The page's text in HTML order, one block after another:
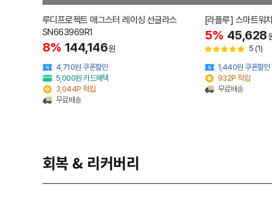
루디프로젝트 매그스터 레이싱 선글라스
SN663969R1
8% 144,146원
4,710원 쿠폰할인
5,000원 카드혜택
3,044P 적립
무료배송
[라플루] 스마트워
5% 45,628
5 (1)
1,440원 쿠폰할인
932P 적립
무료배송
회복 & 리커버리